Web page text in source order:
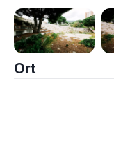
Ort